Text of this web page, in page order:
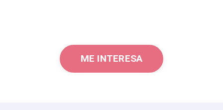
ME INTERESA